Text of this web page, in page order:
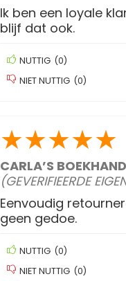
Ik ben een loyale
blijf dat ook.
NUTTIG (0)
NIET NUTTIG (0)
★★★★★
CARLA’S
(GEVERIFIEERDE
Eenvoudig
geen gedoe.
NUTTIG (0)
NIET NUTTIG (0)